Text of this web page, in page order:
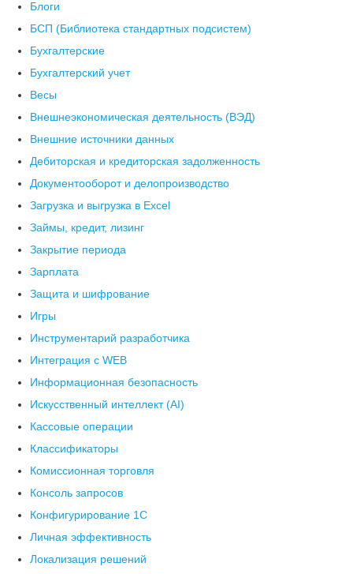
Блоги
БСП (Библиотека стандартных подсистем)
Бухгалтерские
Бухгалтерский учет
Весы
Внешнеэкономическая деятельность (ВЭД)
Внешние источники данных
Дебиторская и кредиторская задолженность
Документооборот и делопроизводство
Загрузка и выгрузка в Excel
Займы, кредит, лизинг
Закрытие периода
Зарплата
Защита и шифрование
Игры
Инструментарий разработчика
Интеграция с WEB
Информационная безопасность
Искусственный интеллект (AI)
Кассовые операции
Классификаторы
Комиссионная торговля
Консоль запросов
Конфигурирование 1С
Личная эффективность
Локализация решений